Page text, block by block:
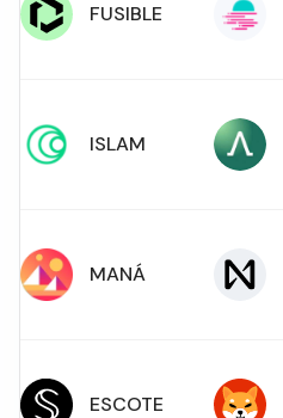
FUSIBLE
ISLAM
MANÁ
ESCOTE